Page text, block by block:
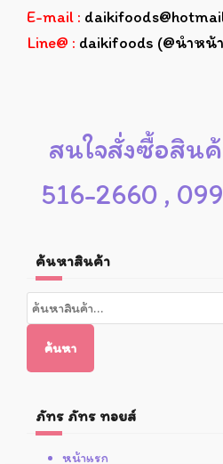
E-mail :
Line@ : daikifoods (@นำหน้
สนใจสั่งซื้อสิน
516-2660 ,
ค้นหาสินค้า
ค้นหา:
ค้นหา
ภัทร ภัทร ทอยส์
หน้าแรก